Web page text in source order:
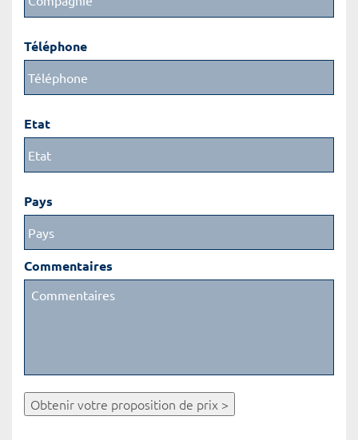
Téléphone
Etat
Pays
Commentaires
Obtenir votre proposition de prix >